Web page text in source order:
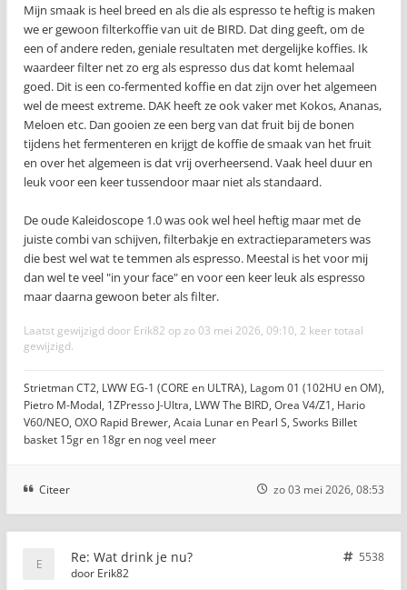
Mijn smaak is heel breed en als die als espresso te heftig is maken
we er gewoon filterkoffie van uit de BIRD. Dat ding geeft, om de
een of andere reden, geniale resultaten met dergelijke koffies. Ik
waardeer filter net zo erg als espresso dus dat komt helemaal
goed. Dit is een co-fermented koffie en dat zijn over het algemeen
wel de meest extreme. DAK heeft ze ook vaker met Kokos, Ananas,
Meloen etc. Dan gooien ze een berg van dat fruit bij de bonen
tijdens het fermenteren en krijgt de koffie de smaak van het fruit
en over het algemeen is dat vrij overheersend. Vaak heel duur en
leuk voor een keer tussendoor maar niet als standaard.
De oude Kaleidoscope 1.0 was ook wel heel heftig maar met de
juiste combi van schijven, filterbakje en extractieparameters was
die best wel wat te temmen als espresso. Meestal is het voor mij
dan wel te veel "in your face" en voor een keer leuk als espresso
maar daarna gewoon beter als filter.
Laatst gewijzigd door Erik82 op zo 03 mei 2026, 09:10, 2 keer totaal
gewijzigd.
Strietman CT2, LWW EG-1 (CORE en ULTRA), Lagom 01 (102HU en OM),
Pietro M-Modal, 1ZPresso J-Ultra, LWW The BIRD, Orea V4/Z1, Hario
V60/NEO, OXO Rapid Brewer, Acaia Lunar en Pearl S, Sworks Billet
basket 15gr en 18gr en nog veel meer
Citeer zo 03 mei 2026, 08:53
Re: Wat drink je nu?
5538
door Erik82